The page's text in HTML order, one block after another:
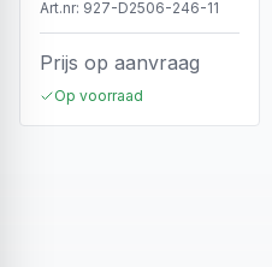
Dimbaar, Wit, IP44
Art.nr: 927-D2506-246-11
Prijs op aanvraag
Op voorraad